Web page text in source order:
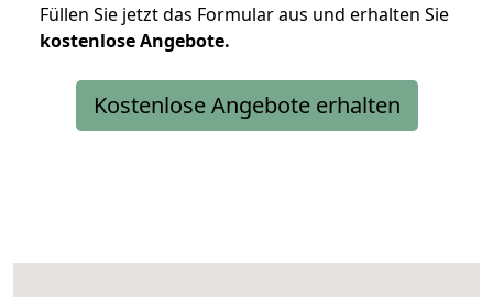
Füllen Sie jetzt das Formular aus und erhalten Sie
kostenloseAngebote.
Kostenlose Angebote erhalten